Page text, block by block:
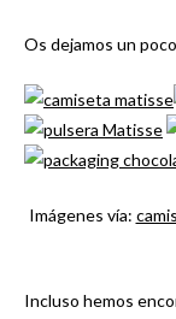
Os dejamos un
Imágenes vía:
Incluso hemos